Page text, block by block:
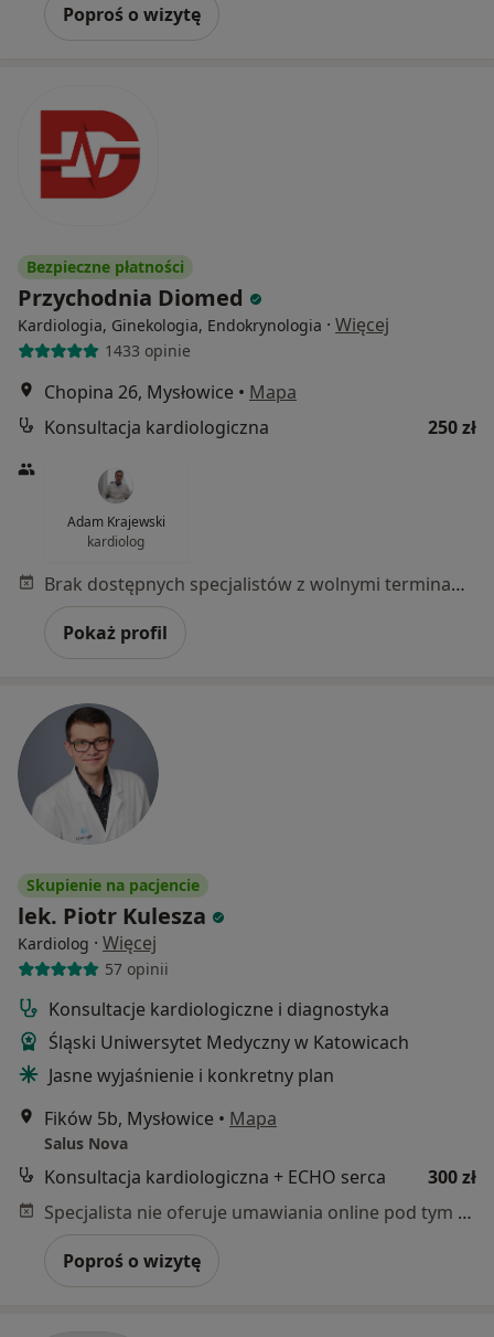
Poproś o wizytę
Bezpieczne płatności
Przychodnia Diomed
Kardiologia, Ginekologia, Endokrynologia · Więcej
1433 opinie
Chopina 26, Mysłowice • Mapa
Konsultacja kardiologiczna
250 zł
Adam Krajewski
kardiolog
Brak dostępnych specjalistów z wolnymi terminami w tym centrum medycznym.
Pokaż profil
Skupienie na pacjencie
lek. Piotr Kulesza
Kardiolog · Więcej
57 opinii
Konsultacje kardiologiczne i diagnostyka
Śląski Uniwersytet Medyczny w Katowicach
Jasne wyjaśnienie i konkretny plan
Fików 5b, Mysłowice • Mapa
Salus Nova
Konsultacja kardiologiczna + ECHO serca
300 zł
Specjalista nie oferuje umawiania online pod tym adresem.
Poproś o wizytę